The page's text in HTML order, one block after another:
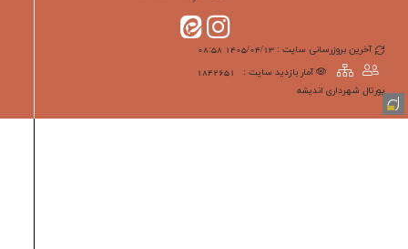
آخرین بروزرسانی سایت : 1405/04/13 08:58
آمار بازدید سایت :
1842651
پورتال شهرداری انديشه